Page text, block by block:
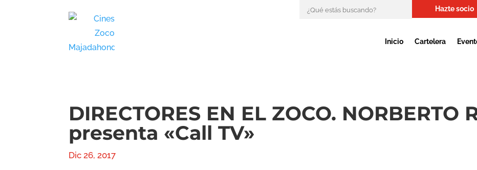
Hazte socio
Inicio Cartelera
DIRECTORES EN EL ZOCO. NORBERTO
presenta «Call TV»
Dic 26, 2017